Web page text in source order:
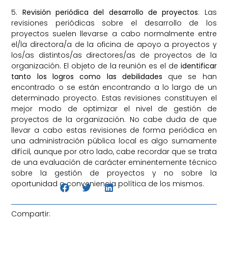
5. Revisión periódica del desarrollo de proyectos: Las
revisiones periódicas sobre el desarrollo de los
proyectos suelen llevarse a cabo normalmente entre
el/la directora/a de la oficina de apoyo a proyectos y
los/as distintos/as directores/as de proyectos de la
organización. El objeto de la reunión es el de identificar
tanto los logros como las debilidades que se han
encontrado o se están encontrando a lo largo de un
determinado proyecto. Estas revisiones constituyen el
mejor modo de optimizar el nivel de gestión de
proyectos de la organización. No cabe duda de que
llevar a cabo estas revisiones de forma periódica en
una administración pública local es algo sumamente
difícil, aunque por otro lado, cabe recordar que se trata
de una evaluación de carácter eminentemente técnico
sobre la gestión de proyectos y no sobre la
oportunidad o conveniencia política de los mismos.
Compartir: